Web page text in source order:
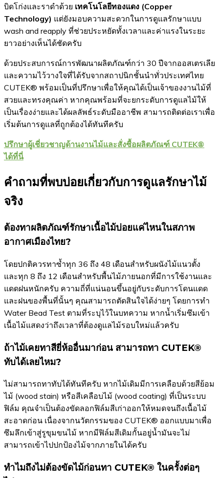
บิดโก่งและราดำด้วย เทคโนโลยีทองแดง (Copper
Technology) แต่ยังมอบความสะดวกในการดูแลรักษาแบบ
wash and reapply ที่ช่วยประหยัดทั้งเวลาและค่าแรงในระยะ
ยาวอย่างเห็นได้ชัดครับ
ด้วยประสบการณ์การพัฒนาผลิตภัณฑ์กว่า 30 ปีจากออสเตรเลีย
และความไว้วางใจที่ได้รับจากสถาปนิกชั้นนำทั่วประเทศไทย
CUTEK® พร้อมเป็นที่ปรึกษาเพื่อให้คุณได้เป็นเจ้าของงานไม้ที่
สวยและทรงคุณค่า หากคุณพร้อมที่จะยกระดับการดูแลไม้ให้
เป็นเรื่องง่ายและได้ผลลัพธ์ระดับมืออาชีพ สามารถติดต่อเราเพื่อ
เริ่มต้นการดูแลที่ถูกต้องได้ทันทีครับ
ปรึกษาผู้เชี่ยวชาญด้านงานไม้และสั่งซื้อผลิตภัณฑ์ CUTEK®
ได้ที่นี่
คำถามที่พบบ่อยเกี่ยวกับการดูแลรักษาไม้
จริง
ต้องทาผลิตภัณฑ์รักษาเนื้อไม้บ่อยแค่ไหนในสภาพ
อากาศเมืองไทย?
โดยปกติควรทาซ้ำทุก 36 ถึง 48 เดือนสำหรับผนังไม้แนวตั้ง
และทุก 8 ถึง 12 เดือนสำหรับพื้นไม้ภายนอกที่มีการใช้งานและ
แดดฝนหนักครับ ความถี่ที่แน่นอนขึ้นอยู่กับระดับการโดนแดด
และฝนของพื้นที่นั้นๆ คุณสามารถตัดสินใจได้ง่ายๆ โดยการทำ
Water Bead Test ตามที่ระบุไว้ในบทความ หากน้ำเริ่มซึมเข้า
เนื้อไม้แสดงว่าถึงเวลาที่ต้องดูแลไม้รอบใหม่แล้วครับ
ถ้าไม้เคยทาสียี่ห้ออื่นมาก่อน สามารถทา CUTEK®
ทับได้เลยไหม?
ไม่สามารถทาทับได้ทันทีครับ หากไม้เดิมมีการเคลือบด้วยสีย้อม
ไม้ (wood stain) หรือสีเคลือบไม้ (wood coating) ที่เป็นระบบ
ฟิล์ม คุณจำเป็นต้องขัดลอกฟิล์มสีเก่าออกให้หมดจนถึงเนื้อไม้
สะอาดก่อน เนื่องจากนวัตกรรมของ CUTEK® ออกแบบมาเพื่อ
ซึมลึกเข้าสู่รูขุมขนไม้ หากมีฟิล์มสีเดิมกั้นอยู่น้ำมันจะไม่
สามารถเข้าไปปกป้องไม้จากภายในได้ครับ
ทำไมถึงไม่ต้องขัดไม้ก่อนทา CUTEK® ในครั้งต่อๆ